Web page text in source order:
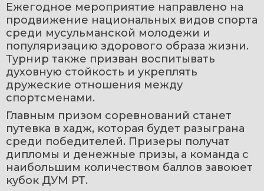
Ежегодное мероприятие направлено на
продвижение национальных видов спорта
среди мусульманской молодежи и
популяризацию здорового образа жизни.
Турнир также призван воспитывать
духовную стойкость и укреплять
дружеские отношения между
спортсменами.
Главным призом соревнований станет
путевка в хадж, которая будет разыграна
среди победителей. Призеры получат
дипломы и денежные призы, а команда с
наибольшим количеством баллов завоюет
кубок ДУМ РТ.